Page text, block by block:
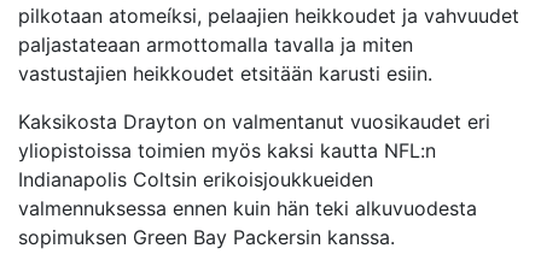
pilkotaan atomeíksi, pelaajien heikkoudet ja vahvuudet
paljastateaan armottomalla tavalla ja miten
vastustajien heikkoudet etsitään karusti esiin.
Kaksikosta Drayton on valmentanut vuosikaudet eri
yliopistoissa toimien myös kaksi kautta NFL:n
Indianapolis Coltsin erikoisjoukkueiden
valmennuksessa ennen kuin hän teki alkuvuodesta
sopimuksen Green Bay Packersin kanssa.